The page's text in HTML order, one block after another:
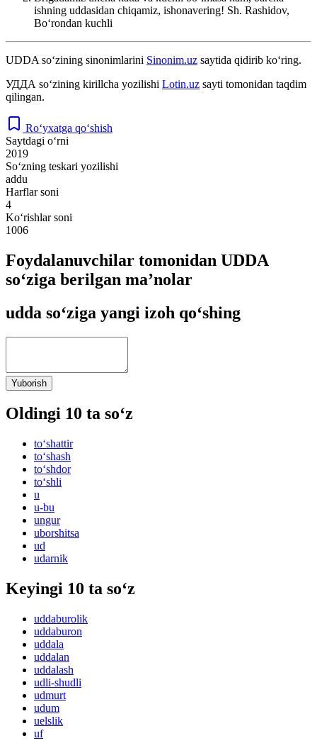
ishning uddasidan chiqamiz, ishonavering! Sh. Rashidov,
Boʻrondan kuchli
UDDA so‘zining sinonimlarini Sinonim.uz saytida qidirib ko‘ring.
УДДА so‘zining kirillcha yozilishi Lotin.uz sayti tomonidan taqdim
qilingan.
Ro‘yxatga qo‘shish
Saytdagi o‘rni
2019
So‘zning teskari yozilishi
addu
Harflar soni
4
Ko‘rishlar soni
1006
Foydalanuvchilar tomonidan UDDA
so‘ziga berilgan ma’nolar
udda so‘ziga yangi izoh qo‘shing
Yuborish
Oldingi 10 ta so‘z
to‘shattir
to‘shash
to‘shdor
to‘shli
u
u-bu
ungur
uborshitsa
ud
udarnik
Keyingi 10 ta so‘z
uddaburolik
uddaburon
uddala
uddalan
uddalash
udli-shudli
udmurt
udum
uelslik
uf